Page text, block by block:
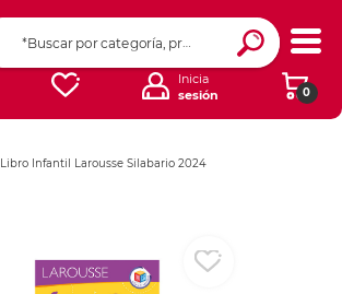
0
Inicia
sesión
Libro Infantil Larousse Silabario 2024
Ingresar Codigo